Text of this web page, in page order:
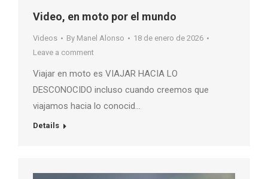
Video, en moto por el mundo
Videos By Manel Alonso
18 de enero de 2026
Leave a comment
Viajar en moto es VIAJAR HACIA LO
DESCONOCIDO incluso cuando creemos que
viajamos hacia lo conocid…
Details